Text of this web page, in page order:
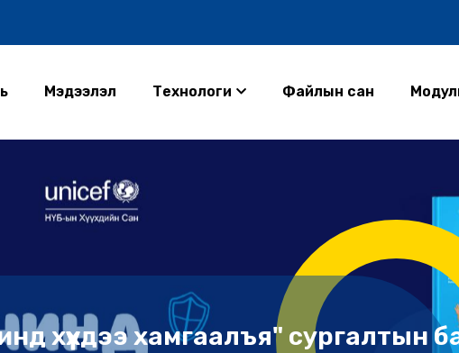
Мэдээлэл Технологи Файлын сан
хүүхдээ хамгаалъя" сургалтын